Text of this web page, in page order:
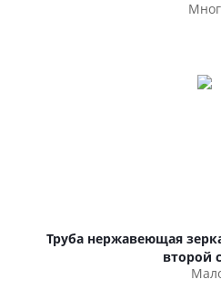
Труба нержавеющая
второй